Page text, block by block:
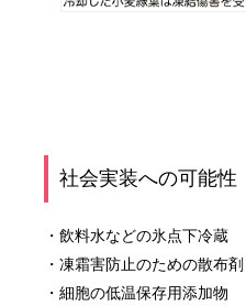
社会実装への可能性
・飲料水などの氷点下冷蔵
・凍霜害防止のための散布剤
・細胞の低温保存用添加物